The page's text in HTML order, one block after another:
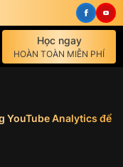
Học ngay
HOÀN TOÀN MIỄN PHÍ
YouTube Analytics để